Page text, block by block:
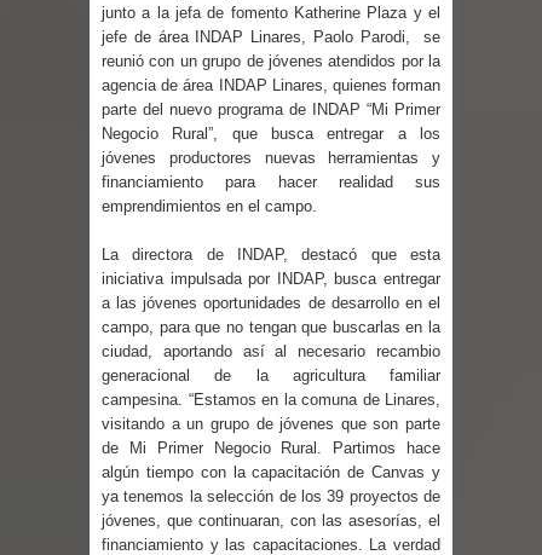
Alta positividad en influenza hace que
expertos reiteren llamado a
vacunarse
Mario Meza endurece críticas contra
Linares: “No dará la cara”
Seremi de Desarrollo Social y Familia
mantiene despliegue para apoyar a
niños y adolescentes durante la
emergencia.
Del anime al K-pop: especialistas U.
junto a la jefa de fomento Katherine Plaza y el
jefe de área INDAP Linares, Paolo Parodi, se
reunió con un grupo de jóvenes atendidos por la
agencia de área INDAP Linares, quienes forman
parte del nuevo programa de INDAP “Mi Primer
Negocio Rural”, que busca entregar a los
jóvenes productores nuevas herramientas y
financiamiento para hacer realidad sus
emprendimientos en el campo.
La directora de INDAP, destacó que esta
iniciativa impulsada por INDAP, busca entregar
a las jóvenes oportunidades de desarrollo en el
campo, para que no tengan que buscarlas en la
ciudad, aportando así al necesario recambio
generacional de la agricultura familiar
campesina. “Estamos en la comuna de Linares,
visitando a un grupo de jóvenes que son parte
de Mi Primer Negocio Rural. Partimos hace
algún tiempo con la capacitación de Canvas y
ya tenemos la selección de los 39 proyectos de
jóvenes, que continuaran, con las asesorías, el
financiamiento y las capacitaciones. La verdad